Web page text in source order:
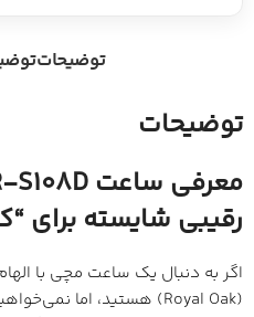
توضیحات
توضیحات
رقیبی شایسته برای
اگر به دنبال یک ساعت مچی با